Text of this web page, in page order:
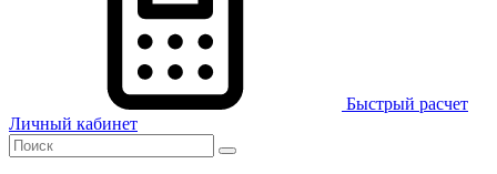
Быстрый расчет
Личный кабинет